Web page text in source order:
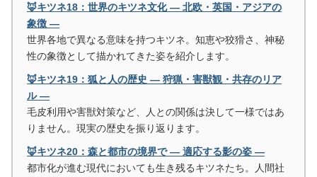
🦊キツネ18：世界のキツネ文化 ― 北欧・英国・アジアの
象徴 ―
世界各地で異なる意味を持つキツネ。知恵や狡猾さ、神秘
性の象徴として描かれてきた姿を紹介します。
🦊キツネ19：狐と人の歴史 ― 狩猟・害獣観・共存のリア
ル ―
毛皮利用や害獣対策など、人との関係は決して一様ではあ
りません。現実の歴史を振り返ります。
🦊キツネ20：森と都市の境界で ― 適応する影の姿 ―
都市化が進む現代においても生き残るキツネたち。人間社